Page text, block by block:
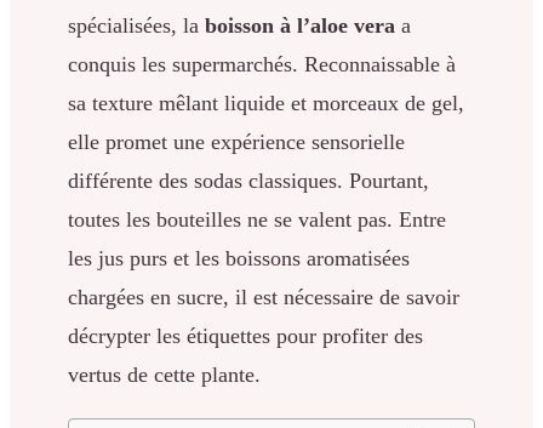
spécialisées, la boisson à l’aloe vera a
conquis les supermarchés. Reconnaissable à
sa texture mêlant liquide et morceaux de gel,
elle promet une expérience sensorielle
différente des sodas classiques. Pourtant,
toutes les bouteilles ne se valent pas. Entre
les jus purs et les boissons aromatisées
chargées en sucre, il est nécessaire de savoir
décrypter les étiquettes pour profiter des
vertus de cette plante.